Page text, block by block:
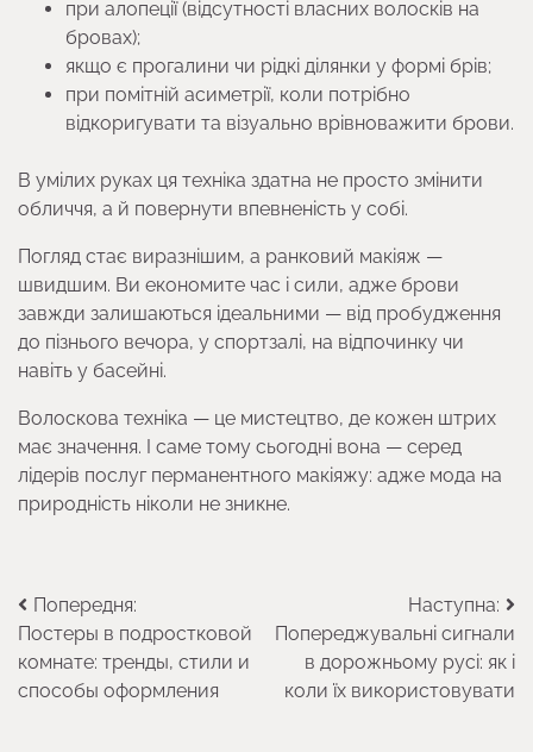
при алопеції (відсутності власних волосків на
бровах);
якщо є прогалини чи рідкі ділянки у формі брів;
при помітній асиметрії, коли потрібно
відкоригувати та візуально врівноважити брови.
В умілих руках ця техніка здатна не просто змінити
обличчя, а й повернути впевненість у собі.
Погляд стає виразнішим, а ранковий макіяж —
швидшим. Ви економите час і сили, адже брови
завжди залишаються ідеальними — від пробудження
до пізнього вечора, у спортзалі, на відпочинку чи
навіть у басейні.
Волоскова техніка — це мистецтво, де кожен штрих
має значення. І саме тому сьогодні вона — серед
лідерів послуг перманентного макіяжу: адже мода на
природність ніколи не зникне.
Навігація
записів
Попередня:
Постеры в подростковой
комнате: тренды, стили и
способы оформления
Наступна:
Попереджувальні сигнали
в дорожньому русі: як і
коли їх використовувати